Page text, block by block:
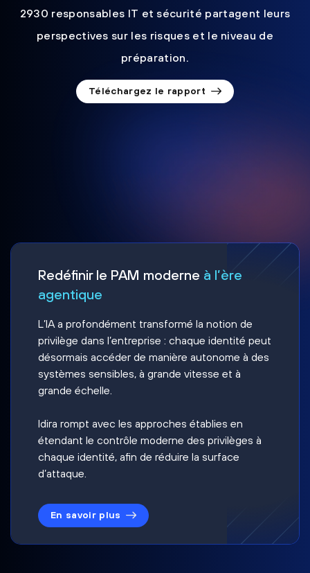
2930 responsables IT et sécurité partagent leurs
perspectives sur les risques et le niveau de
préparation.
Téléchargez le rapport
Redéfinir le PAM moderne à l’ère
agentique
L’IA a profondément transformé la notion de
privilège dans l’entreprise : chaque identité peut
désormais accéder de manière autonome à des
systèmes sensibles, à grande vitesse et à
grande échelle.
Idira rompt avec les approches établies en
étendant le contrôle moderne des privilèges à
chaque identité, afin de réduire la surface
d’attaque.
En savoir plus